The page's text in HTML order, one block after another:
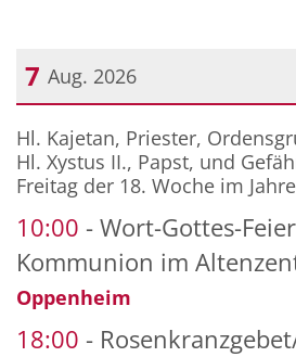
7 Aug. 2026
Datum: 7. August 2026
Hl. Kajetan, Priester,
Hl. Xystus II., Papst, und
Freitag der 18. Woche im
10:00
Wort-Gottes-
Kommunion im
Oppenheim
18:00